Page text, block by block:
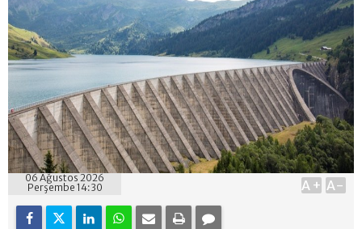
06 Ağustos 2026
Perşembe 14:30
A+ A-